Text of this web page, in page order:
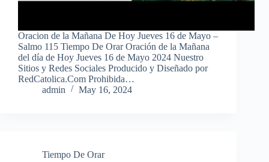
Oracion de la Mañana De Hoy Jueves 16 de Mayo –
Salmo 115 Tiempo De Orar Oración de la Mañana
del día de Hoy Jueves 16 de Mayo 2024 Nuestro
Sitios y Redes Sociales Producido y Diseñado por
RedCatolica.Com Prohibida…
admin
May 16, 2024
Tiempo De Orar